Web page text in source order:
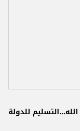
للدولة